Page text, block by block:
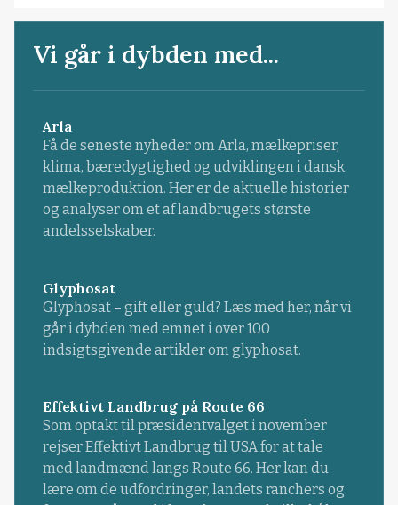
Vi går i dybden med...
Arla
Få de seneste nyheder om Arla, mælkepriser,
klima, bæredygtighed og udviklingen i dansk
mælkeproduktion. Her er de aktuelle historier
og analyser om et af landbrugets største
andelsselskaber.
Glyphosat
Glyphosat – gift eller guld? Læs med her, når vi
går i dybden med emnet i over 100
indsigtsgivende artikler om glyphosat.
Effektivt Landbrug på Route 66
Som optakt til præsidentvalget i november
rejser Effektivt Landbrug til USA for at tale
med landmænd langs Route 66. Her kan du
lære om de udfordringer, landets ranchers og